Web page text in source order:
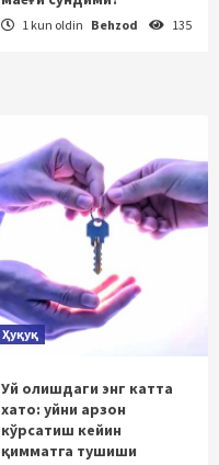
1 kun oldin Behzod 135
Ҳуқуқ
Уй олишдаги энг катта
хато: уйни арзон
кўрсатиш кейин
қимматга тушиши